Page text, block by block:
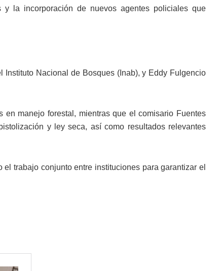
la incorporación de nuevos agentes policiales que
Nacional de Bosques (Inab), y Eddy Fulgencio
manejo forestal, mientras que el comisario Fuentes
y ley seca, así como resultados relevantes
trabajo conjunto entre instituciones para garantizar el